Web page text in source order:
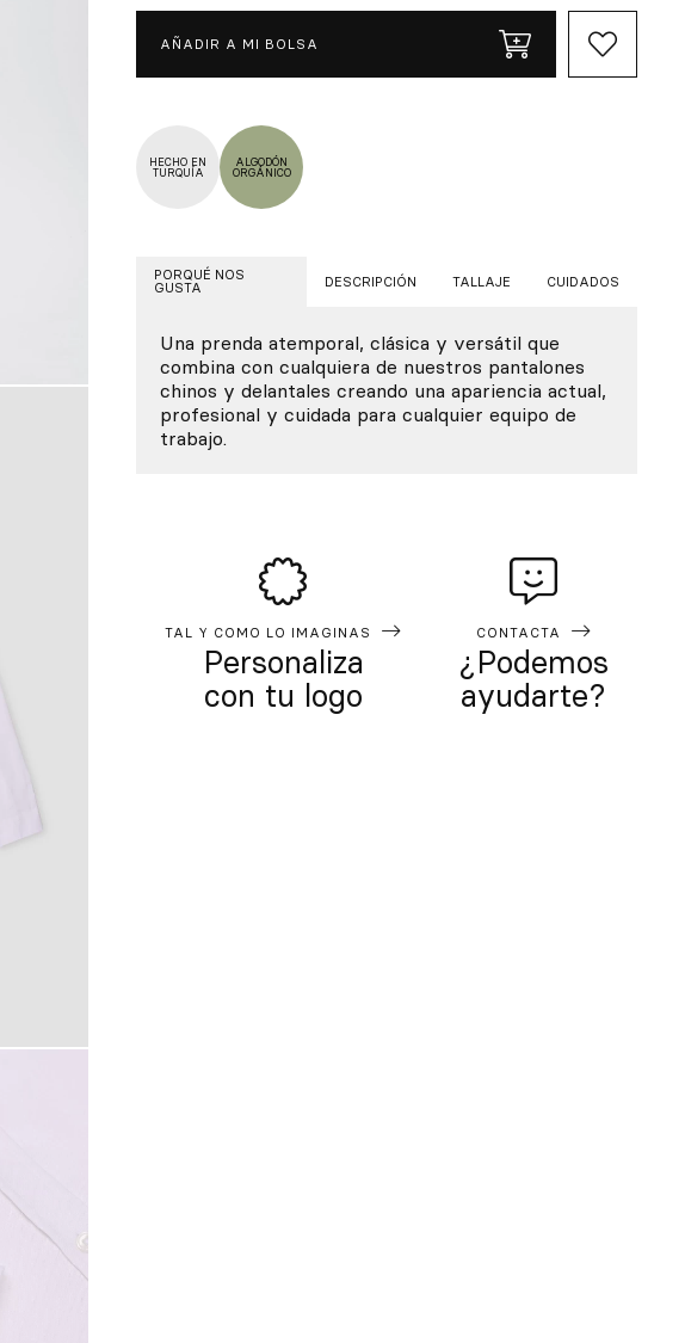
AÑADIR A MI BOLSA
HECHO EN
TURQUÍA
ALGODÓN
ORGÁNICO
PORQUÉ NOS
GUSTA DESCRIPCIÓN TALLAJE CUIDADOS
Una prenda atemporal, clásica y versátil que
combina con cualquiera de nuestros pantalones
chinos y delantales creando una apariencia actual,
profesional y cuidada para cualquier equipo de
trabajo.
TAL Y COMO LO IMAGINAS
Personaliza
con tu logo
CONTACTA
¿Podemos
ayudarte?